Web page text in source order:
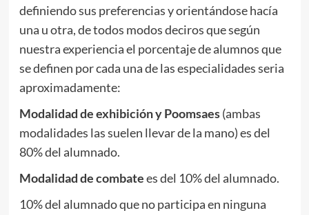
definiendo sus preferencias y orientándose hacía
una u otra, de todos modos deciros que según
nuestra experiencia el porcentaje de alumnos que
se definen por cada una de las especialidades seria
aproximadamente:
Modalidad de exhibición y Poomsaes(ambas
modalidades las suelen llevar de la mano) es del
80% del alumnado.
Modalidad de combatees del 10% del alumnado.
10% del alumnado que no participa en ninguna